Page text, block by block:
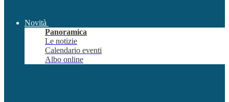
Novità
Panoramica
Le notizie
Calendario eventi
Albo online